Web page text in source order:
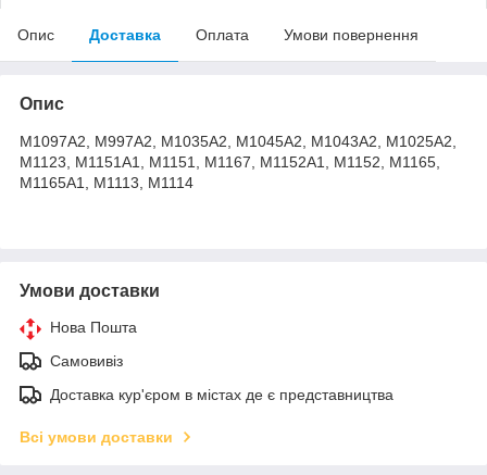
Опис Доставка Оплата Умови повернення
Опис
M1097A2, M997A2, M1035A2, M1045A2, M1043A2, M1025A2,
M1123, M1151A1, M1151, M1167, M1152A1, M1152, M1165,
M1165A1, M1113, M1114
Умови доставки
Нова Пошта
Самовивіз
Доставка кур'єром в містах де є представництва
Всі умови доставки